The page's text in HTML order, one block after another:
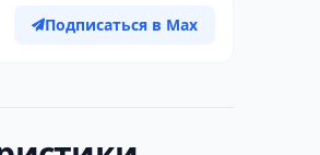
Подписаться в Max